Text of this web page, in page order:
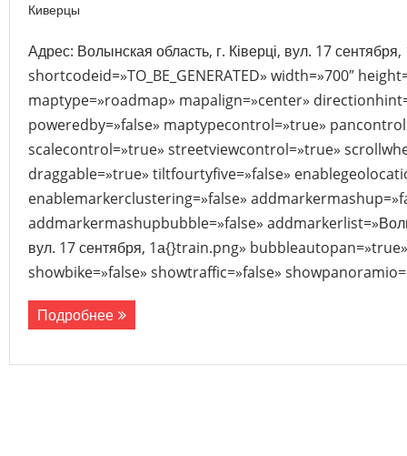
Киверцы
Адрес: Волынская область, г. Ківерці, вул. 17
shortcodeid=»TO_BE_GENERATED» width=»700″
maptype=»roadmap» mapalign=»center»
poweredby=»false» maptypecontrol=»true»
scalecontrol=»true» streetviewcontrol=»true»
draggable=»true» tiltfourtyfive=»false»
enablemarkerclustering=»false»
addmarkermashupbubble=»false»
вул. 17 сентября, 1а{}train.png»
showbike=»false» showtraffic=»false»
Подробнее